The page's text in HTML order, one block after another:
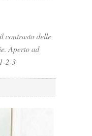
contrasto delle
Aperto ad
2-3